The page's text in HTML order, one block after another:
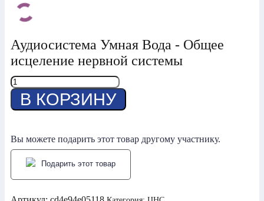
Аудиосистема Умная Вода - Общее
исцеление нервной системы
Количество
товара
Общее
исцеление
системы
В КОРЗИНУ
Вы можете подарить этот товар другому участнику.
Подарить этот товар